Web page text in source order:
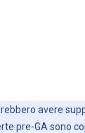
avere
pre-GA sono